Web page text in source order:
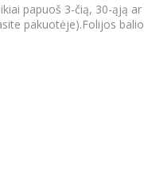
papuoš 3-čią, 30-ąją
pakuotėje).Folijos